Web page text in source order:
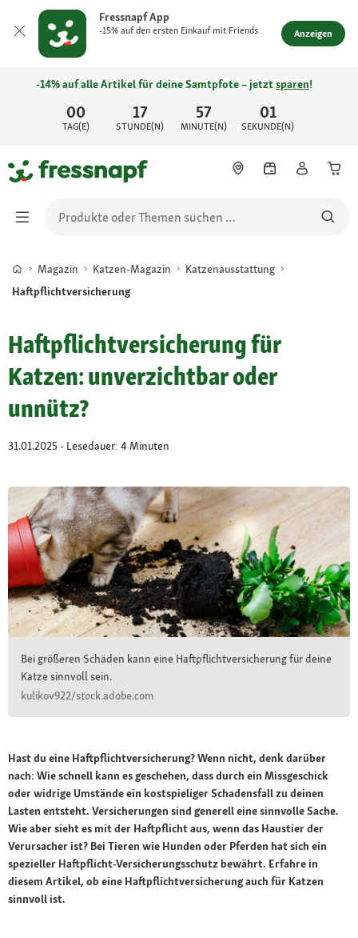
Fressnapf App
-15% auf den ersten Einkauf mit Friends Anzeigen
00
TAG(E)
17
STUNDE(N)
57
MINUTE(N)
01
SEKUNDE(N)
-14% auf alle Artikel für deine Samtpfote – jetztsparen!
Magazin Katzen-Magazin
Katzenausstattung
Haftpflichtversicherung
Haftpflichtversicherung für
Katzen: unverzichtbar oder
unnütz?
31.01.2025 - Lesedauer: 4 Minuten
Bei größeren Schäden kann eine Haftpflichtversicherung für deine
Katze sinnvoll sein.
kulikov922/stock.adobe.com
Hast du eine Haftpflichtversicherung? Wenn nicht, denk darüber
nach: Wie schnell kann es geschehen, dass durch ein Missgeschick
oder widrige Umstände ein kostspieliger Schadensfall zu deinen
Lasten entsteht. Versicherungen sind generell eine sinnvolle Sache.
Wie aber sieht es mit der Haftpflicht aus, wenn das Haustier der
Verursacher ist? Bei Tieren wie Hunden oder Pferden hat sich ein
spezieller Haftpflicht-Versicherungsschutz bewährt. Erfahre in
diesem Artikel, ob eine Haftpflichtversicherung auch für Katzen
sinnvoll ist.